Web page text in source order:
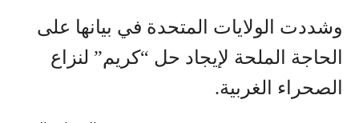
وشددت الولايات المتحدة في بيانها على
الحاجة الملحة لإيجاد حل “كريم” لنزاع
الصحراء الغربية.